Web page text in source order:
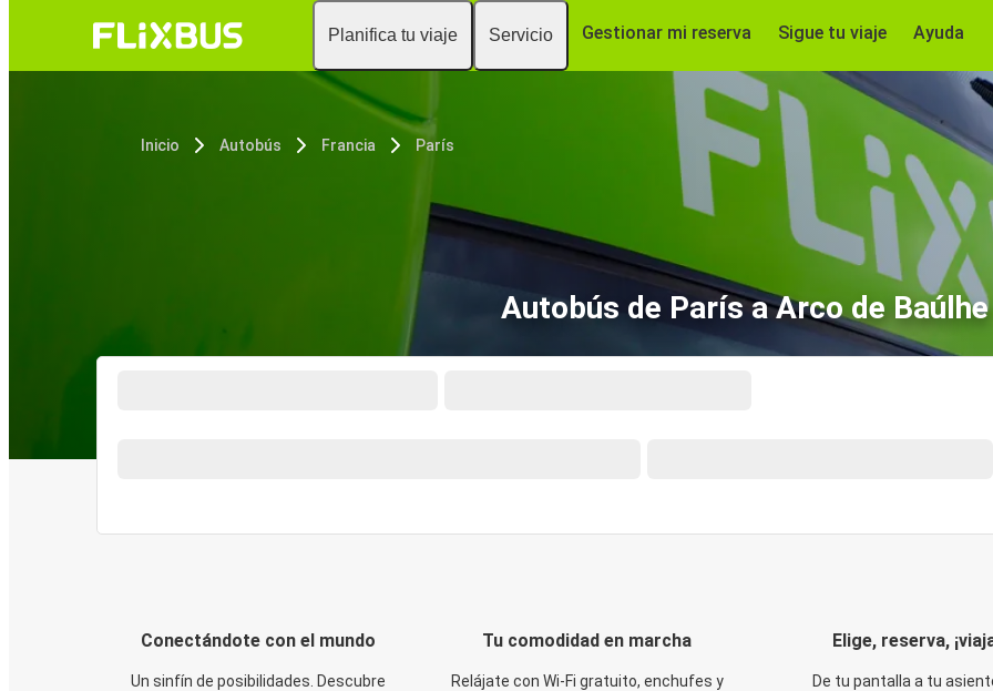
Planifica tu viaje Servicio Gestionar mi reserva Sigue tu viaje Ayuda
Inicio Autobús Francia París
Autobús de París a Arco de Baúlhe
Conectándote con el mundo
Un sinfín de posibilidades. Descubre
Tu comodidad en marcha
Relájate con Wi-Fi gratuito, enchufes y
Elige, reserva,
De tu pantalla a tu